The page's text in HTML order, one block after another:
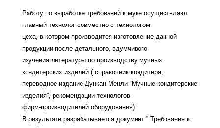
Работу по выработке требований к муке осуществляют
главный технолог совместно с технологом
цеха, в котором производится изготовление данной
продукции после детального, вдумчивого
изучения литературы по производству мучных
кондитерских изделий ( справочник кондитера,
переводное издание Дункан Менли “Мучные кондитерские
изделия”, рекомендации технологов
фирм-производителей оборудования).
В результате разрабатывается документ ” Требования к